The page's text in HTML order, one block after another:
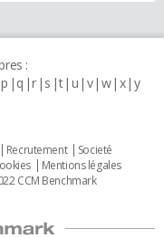
:
p q r s t u v w x y
Recrutement
Societé
Mentions légales
CCM Benchmark